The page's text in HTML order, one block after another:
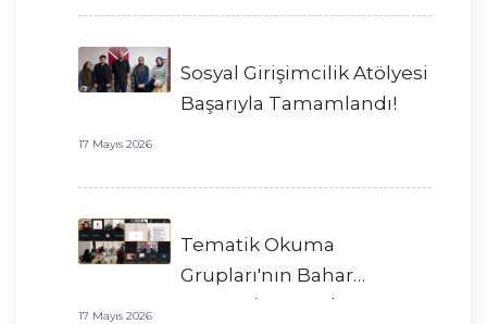
Sosyal Girişimcilik Atölyesi
Başarıyla Tamamlandı!
17 Mayıs 2026
Tematik Okuma
Grupları'nın Bahar
Dönemi Başarıyla
17 Mayıs 2026